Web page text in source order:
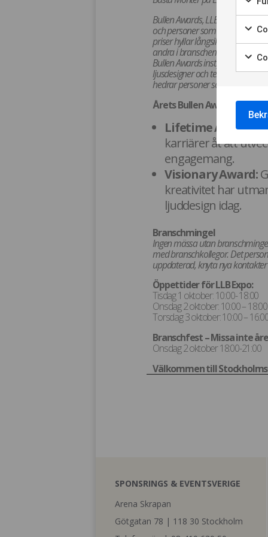
Bullen Awards, LLB Innovation
och personer som med
priser hyllar långsiktigt
andra i branschen.
Bullen Awards instiftades 2016
ljusdesigner och tekniker med
hedrar personer som gjort
Årets Bullen Awardsdelas
Lifetime
karriärer åt att
engagemang.
Visionary Award:
kreativitet har
ljuddesign idag.
Branschmingel
Ingen mässa utan
med branschkollegor. Det
uppdaterad, knyta nya
Öppettider för LLB Expo:
Tisdag 1 oktober: 10:00- 18:00
Onsdag 2 oktober: 10:00 – 18:00
Torsdag 3 oktober: 10:00 –
Branschfest – Missa inte
Onsdag 2 oktober 18:00-21:00
Välkommen till
SPONSRINGS & EVENTSVERIGE
Arena Skrapan
Götgatan 78 | 118 30 Stockholm